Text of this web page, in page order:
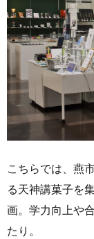
こちらでは、燕
る天神講菓子を
画。学力向上や
たり。